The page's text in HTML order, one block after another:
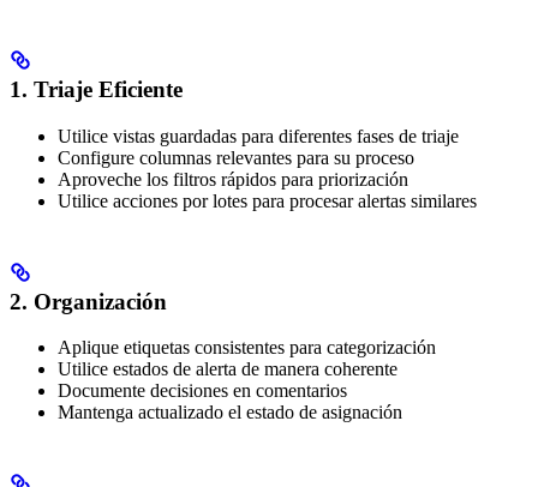
1. Triaje Eficiente
Utilice vistas guardadas para diferentes fases de triaje
Configure columnas relevantes para su proceso
Aproveche los filtros rápidos para priorización
Utilice acciones por lotes para procesar alertas similares
2. Organización
Aplique etiquetas consistentes para categorización
Utilice estados de alerta de manera coherente
Documente decisiones en comentarios
Mantenga actualizado el estado de asignación